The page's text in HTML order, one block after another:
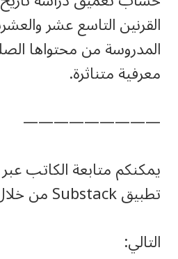
القرنين التاسع عشر
المدروسة من محتواها
معرفية متناثرة.
—————————
يمكنكم متابعة الكاتب
تطبيق Substack من خلال الرابط
التالي: